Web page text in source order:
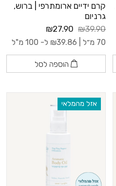
קרם ידיים ארומתרפי | ברוש,
גרניום
₪39.90
₪27.90
70 מ״ל | ₪39.86 ל- 100 מ"ל
הוספה לסל
אזל מהמלאי